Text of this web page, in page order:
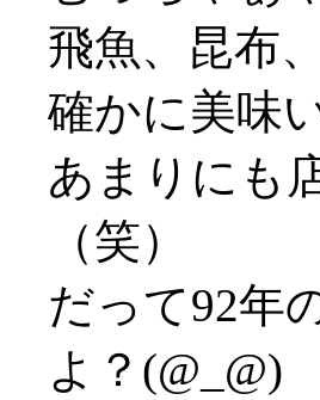
飛魚、昆布
確かに美味
あまりにも
（笑）
だって92年
よ？(@_@)